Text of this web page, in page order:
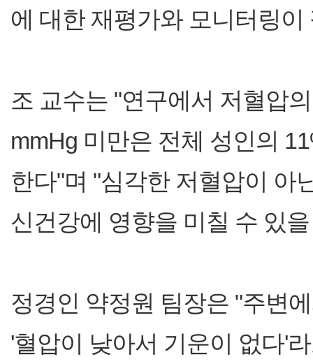
에 대한 재평가와 모니터링
조 교수는 "연구에서 저혈압
mmHg 미만은 전체 성인의
한다"며 "심각한 저혈압이 아
신건강에 영향을 미칠 수 있
정경인 약정원 팀장은 "주변
'혈압이 낮아서 기운이 없다'